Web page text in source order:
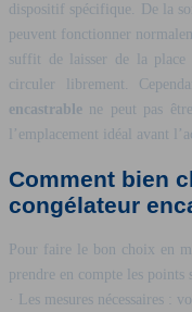
dispositif spécifique. De la
peuvent fonctionner
suffit de laisser de la place
circuler librement.
encastrable ne peut pas
l’emplacement idéal avant
Comment bien
congélateur
Pour faire le bon choix en
prendre en compte les points
· Les mesures nécessaires :